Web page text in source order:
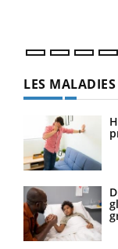
LES MALADIES